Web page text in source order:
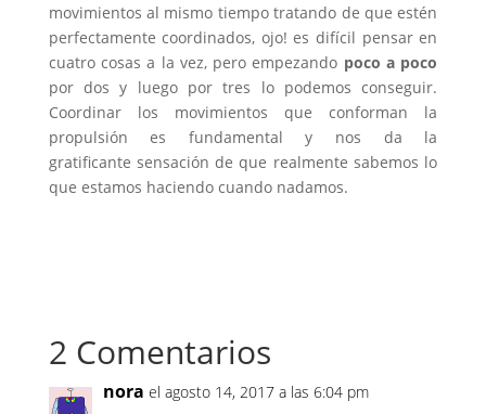
movimientos al mismo tiempo tratando de que estén
perfectamente coordinados, ojo! es difícil pensar en
cuatro cosas a la vez, pero empezando poco a poco
por dos y luego por tres lo podemos conseguir.
Coordinar los movimientos que conforman la
propulsión es fundamental y nos da la
gratificante sensación de que realmente sabemos lo
que estamos haciendo cuando nadamos.
2 Comentarios
nora el agosto 14, 2017 a las 6:04 pm